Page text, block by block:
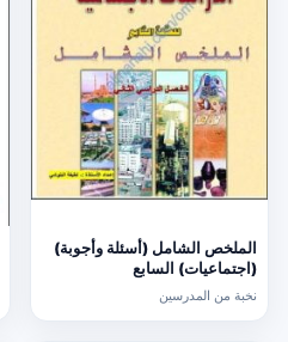
الملخص الشامل (أسئلة وأجوبة)
(اجتماعيات) السابع
نخبة من المدرسين